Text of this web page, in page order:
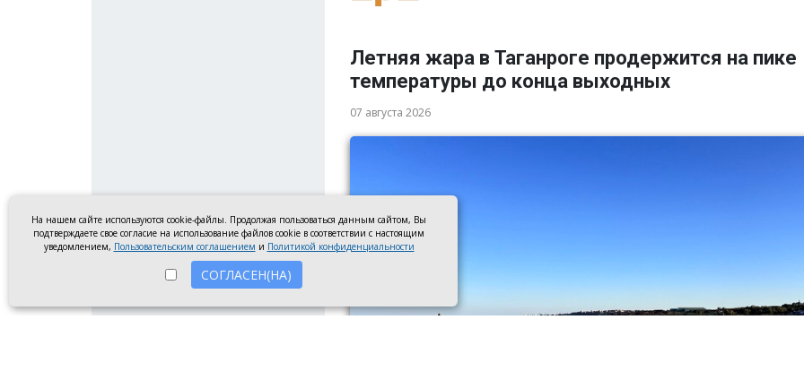
Летняя жара в Таганроге продержится на пике
температуры до конца выходных
07 августа 2026
На нашем сайте используются cookie-файлы. Продолжая пользоваться данным сайтом, Вы
подтверждаете свое согласие на использование файлов cookie в соответствии с настоящим
уведомлением, Пользовательским соглашением и Политикой конфиденциальности
СОГЛАСЕН(НА)